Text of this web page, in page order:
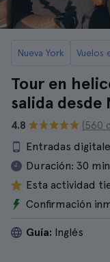
Nueva York
Tour en
salida desde
4.8
(560
Entradas
Duración: 30
Esta actividad
Confirmación
Guía: Inglés